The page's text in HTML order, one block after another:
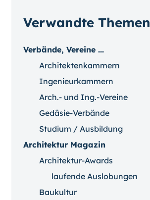
Verwandte Themen
Verbände, Vereine ...
Architektenkammern
Ingenieurkammern
Arch.- und Ing.-Vereine
Gedäsie-Verbände
Studium / Ausbildung
Architektur Magazin
Architektur-Awards
laufende Auslobungen
Baukultur